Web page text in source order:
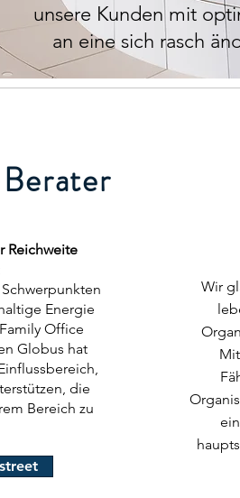
unsere Kunden mit
an eine sich rasch
Reichweite
Energie
Office
Globus hat
die
Bereich zu
Wir